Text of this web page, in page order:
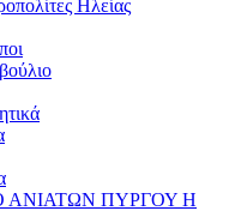
Ηλείας
ΑΝΙΑΤΩΝ ΠΥΡΓΟΥ Η